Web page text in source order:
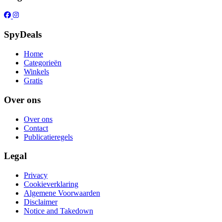
SpyDeals
Home
Categorieën
Winkels
Gratis
Over ons
Over ons
Contact
Publicatieregels
Legal
Privacy
Cookieverklaring
Algemene Voorwaarden
Disclaimer
Notice and Takedown